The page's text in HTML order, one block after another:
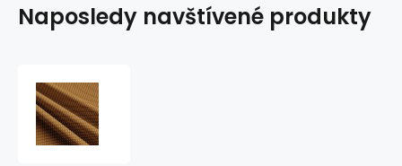
Naposledy navštívené produkty